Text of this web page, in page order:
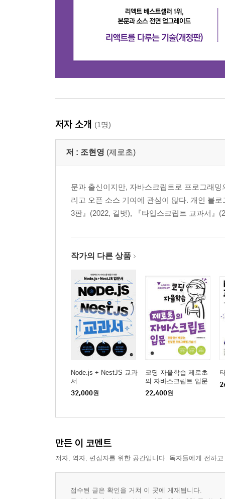
저자 소개 (1명)
저 : 조현영 (제로초)
문과 출신이지만, 자바스크립트로 프로그래
리고 오픈 소스 기여에 관심이 많다. 개인 블
3판』(2022, 길벗), 『타입스크립트 교과서』
작가의 다른 상품
Node.js + NestJS 교과
서
32,000원
코딩 자율학습 제로초
의 자바스크립트 입문
22,400원
만든 이 코멘트
저자, 역자, 편집자를 위한 공간입니다. 독자들에게 전하
접수된 글은 확인을 거쳐 이 곳에 게재됩니다.